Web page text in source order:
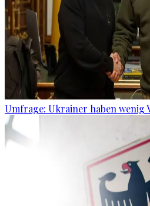
Umfrage: Ukrainer haben wenig